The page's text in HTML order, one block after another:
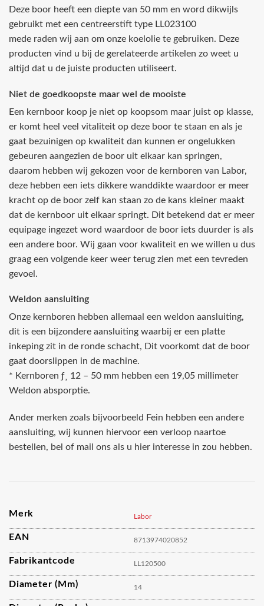
Deze boor heeft een diepte van 50 mm en word dikwijls
gebruikt met een centreerstift type LL023100
mede raden wij aan om onze koelolie te gebruiken. Deze
producten vind u bij de gerelateerde artikelen zo weet u
altijd dat u de juiste producten utiliseert.
Niet de goedkoopste maar wel de mooiste
Een kernboor koop je niet op koopsom maar juist op klasse,
er komt heel veel vitaliteit op deze boor te staan en als je
gaat bezuinigen op kwaliteit dan kunnen er ongelukken
gebeuren aangezien de boor uit elkaar kan springen,
daarom hebben wij gekozen voor de kernboren van Labor,
deze hebben een iets dikkere wanddikte waardoor er meer
kracht op de boor zelf kan staan zo de kans kleiner maakt
dat de kernboor uit elkaar springt. Dit betekend dat er meer
equipage ingezet word waardoor de boor iets duurder is als
een andere boor. Wij gaan voor kwaliteit en we willen u dus
graag een volgende keer weer terug zien met een tevreden
gevoel.
Weldon aansluiting
Onze kernboren hebben allemaal een weldon aansluiting,
dit is een bijzondere aansluiting waarbij er een platte
inkeping zit in de ronde schacht, Dit voorkomt dat de boor
gaat doorslippen in de machine.
* Kernboren ƒ¸ 12 – 50 mm hebben een 19,05 millimeter
Weldon absporptie.
Ander merken zoals bijvoorbeeld Fein hebben een andere
aansluiting, wij kunnen hiervoor een verloop naartoe
bestellen, bel of mail ons als u hier interesse in zou hebben.
Merk Labor
EAN 8713974020852
Fabrikantcode LL120500
Diameter (mm) 14